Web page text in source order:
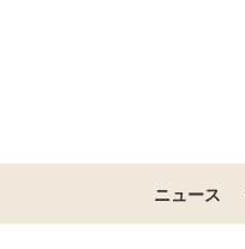
ニュース